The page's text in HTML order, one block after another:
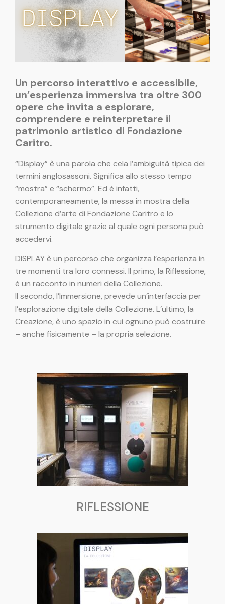
Un percorso interattivo e accessibile,
un’esperienza immersiva tra oltre 300
opere che invita a esplorare,
comprendere e reinterpretare il
patrimonio artistico di Fondazione
Caritro.
“Display” è una parola che cela l’ambiguità tipica dei
termini anglosassoni. Significa allo stesso tempo
“mostra” e “schermo”. Ed è infatti,
contemporaneamente, la messa in mostra della
Collezione d’arte di Fondazione Caritro e lo
strumento digitale grazie al quale ogni persona può
accedervi.
DISPLAY è un percorso che organizza l’esperienza in
tre momenti tra loro connessi. Il primo, la Riflessione,
è un racconto in numeri della Collezione.
Il secondo, l’Immersione, prevede un’interfaccia per
l’esplorazione digitale della Collezione. L’ultimo, la
Creazione, è uno spazio in cui ognuno può costruire
– anche fisicamente – la propria selezione.
RIFLESSIONE